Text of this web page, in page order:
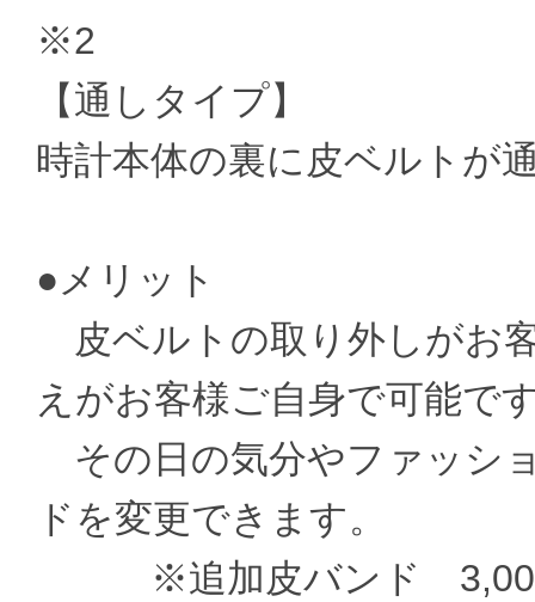
※2
【通しタイプ】
時計本体の裏に皮ベルトが
●メリット
皮ベルトの取り外しがお
えがお客様ご自身で可能で
その日の気分やファッシ
ドを変更できます。
※追加皮バンド 3,000